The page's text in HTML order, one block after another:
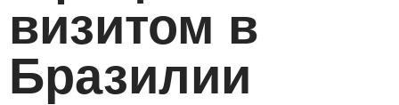
визитом в
Бразилии